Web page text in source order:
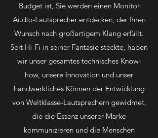
Budget ist, Sie werden einen Monitor
Audio-Lautsprecher entdecken, der Ihren
Wunsch nach großartigem Klang erfüllt.
Seit Hi-Fi in seiner Fantasie steckte, haben
wir unser gesamtes technisches Know-
how, unsere Innovation und unser
handwerkliches Können der Entwicklung
von Weltklasse-Lautsprechern gewidmet,
die die Essenz unserer Marke
kommunizieren und die Menschen